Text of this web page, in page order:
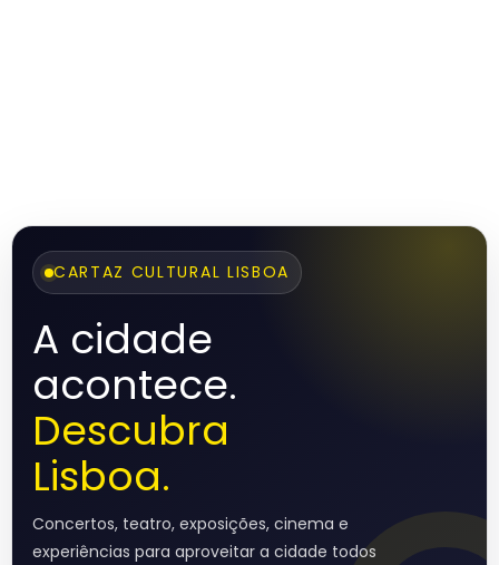
CARTAZ CULTURAL LISBOA
A cidade
acontece.
Descubra
Lisboa.
Concertos, teatro, exposições, cinema e
experiências para aproveitar a cidade todos